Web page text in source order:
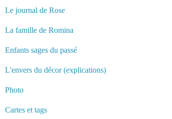
Le journal de Rose
La famille de Romina
Enfants sages du passé
L'envers du décor (explications)
Photo
Cartes et tags